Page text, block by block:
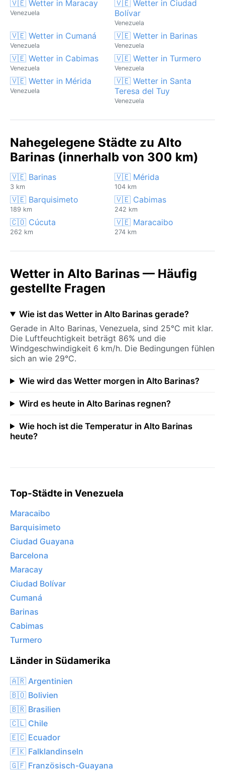
🇻🇪 Wetter in Maracay
Venezuela
🇻🇪 Wetter in Ciudad
Bolívar
Venezuela
🇻🇪 Wetter in Cumaná
Venezuela
🇻🇪 Wetter in Barinas
Venezuela
🇻🇪 Wetter in Cabimas
Venezuela
🇻🇪 Wetter in Turmero
Venezuela
🇻🇪 Wetter in Mérida
Venezuela
🇻🇪 Wetter in Santa
Teresa del Tuy
Venezuela
Nahegelegene Städte zu Alto
Barinas (innerhalb von 300 km)
🇻🇪 Barinas
3 km
🇻🇪 Mérida
104 km
🇻🇪 Barquisimeto
189 km
🇻🇪 Cabimas
242 km
🇨🇴 Cúcuta
262 km
🇻🇪 Maracaibo
274 km
Wetter in Alto Barinas — Häufig
gestellte Fragen
Wie ist das Wetter in Alto Barinas gerade?
Gerade in Alto Barinas, Venezuela, sind 25°C mit klar.
Die Luftfeuchtigkeit beträgt 86% und die
Windgeschwindigkeit 6 km/h. Die Bedingungen fühlen
sich an wie 29°C.
Wie wird das Wetter morgen in Alto Barinas?
Wird es heute in Alto Barinas regnen?
Wie hoch ist die Temperatur in Alto Barinas
heute?
Top-Städte in Venezuela
Maracaibo
Barquisimeto
Ciudad Guayana
Barcelona
Maracay
Ciudad Bolívar
Cumaná
Barinas
Cabimas
Turmero
Länder in Südamerika
🇦🇷 Argentinien
🇧🇴 Bolivien
🇧🇷 Brasilien
🇨🇱 Chile
🇪🇨 Ecuador
🇫🇰 Falklandinseln
🇬🇫 Französisch-Guayana